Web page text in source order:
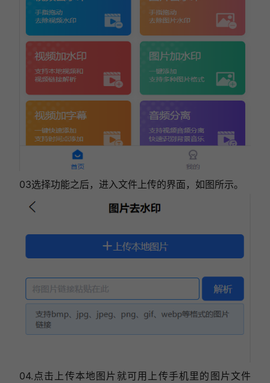
03选择功能之后，进入文件上传的界面，如图所示。
04.点击上传本地图片就可用上传手机里的图片文件